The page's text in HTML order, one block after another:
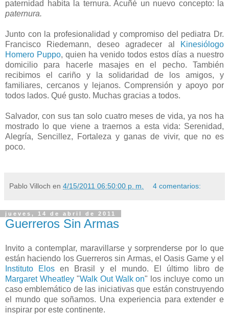
paternidad habita la ternura. Acuñé un nuevo concepto: la
paternura.
Junto con la profesionalidad y compromiso del pediatra Dr.
Francisco Riedemann, deseo agradecer al
Kinesiólogo
Homero Puppo, quien ha venido todos estos días a nuestro
domicilio para hacerle masajes en el pecho. También
recibimos el cariño y la solidaridad de los amigos, y
familiares, cercanos y lejanos. Comprensión y apoyo por
todos lados. Qué gusto. Muchas gracias a todos.
Salvador, con sus tan solo cuatro meses de vida, ya nos ha
mostrado lo que viene a traernos a esta vida: Serenidad,
Alegría, Sencillez, Fortaleza y ganas de vivir, que no es
poco.
Pablo Villoch en 4/15/2011 06:50:00 p. m. 4 comentarios:
jueves, 14 de abril de 2011
Guerreros Sin Armas
Invito a contemplar, maravillarse y sorprenderse por lo que
están haciendo los Guerreros sin Armas, el Oasis Game y el
Instituto Elos en Brasil y el mundo. El último libro de
Margaret Wheatley "Walk Out Walk on" los incluye como un
caso emblemático de las iniciativas que están construyendo
el mundo que soñamos. Una experiencia para extender e
inspirar por este continente.